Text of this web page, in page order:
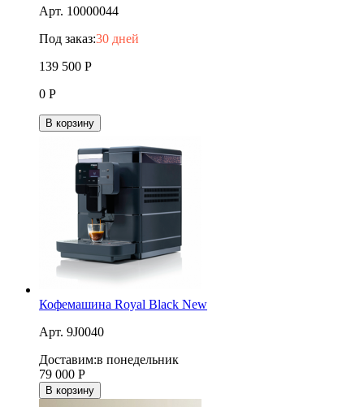
Арт. 10000044
Под заказ:30 дней
139 500 Р
0 Р
В корзину
Кофемашина Royal Black New
Арт. 9J0040
Доставим:в понедельник
79 000 Р
В корзину